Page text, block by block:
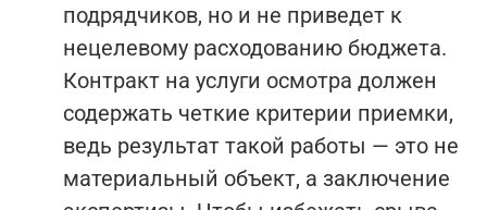
подрядчиков, но и не приведет к
нецелевому расходованию бюджета.
Контракт на услуги осмотра должен
содержать четкие критерии приемки,
ведь результат такой работы — это не
материальный объект, а заключение